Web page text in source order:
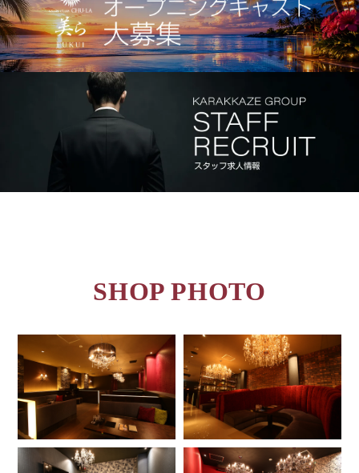
SHOP PHOTO